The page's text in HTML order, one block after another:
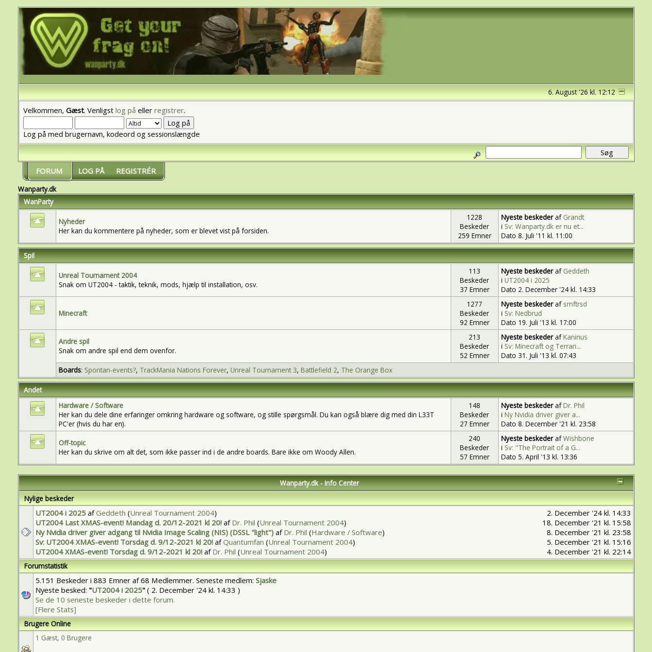
6. August '26 kl. 12:12
Velkommen, Gæst. Venligst log på eller registrer.
Log på med brugernavn, kodeord og sessionslængde
FORUM LOG PÅ REGISTRÉR
Wanparty.dk
WanParty
Nyheder
Her kan du kommentere på nyheder, som er blevet vist på forsiden.
1228
Beskeder
259 Emner
Nyeste beskederaf Grandt
i Sv: Wanparty.dk er nu et...
Dato 8. Juli '11 kl. 11:00
Spil
Unreal Tournament 2004
Snak om UT2004 - taktik, teknik, mods, hjælp til installation, osv.
113
Beskeder
37 Emner
Nyeste beskederaf Geddeth
i UT2004 i 2025
Dato 2. December '24 kl. 14:33
Minecraft
1277
Beskeder
92 Emner
Nyeste beskederaf smftrsd
i Sv: Nedbrud
Dato 19. Juli '13 kl. 17:00
Andre spil
Snak om andre spil end dem ovenfor.
213
Beskeder
52 Emner
Nyeste beskederafKaninus
i Sv: Minecraft og Terrari...
Dato 31. Juli '13 kl. 07:43
Boards: Spontan-events?, TrackMania Nations Forever, Unreal Tournament 3, Battlefield 2, The Orange Box
Andet
Hardware / Software
Her kan du dele dine erfaringer omkring hardware og software, og stille spørgsmål. Du kan også blære dig med din L33T
PC'er (hvis du har en).
148
Beskeder
27 Emner
Nyeste beskederafDr. Phil
i Ny Nvidia driver giver a...
Dato 8. December '21 kl. 23:58
Off-topic
Her kan du skrive om alt det, som ikke passer ind i de andre boards. Bare ikke om Woody Allen.
240
Beskeder
57 Emner
Nyeste beskederafWishbone
i Sv: "The Portrait of a G...
Dato 5. April '13 kl. 13:36
Wanparty.dk - Info Center
Nylige beskeder
UT2004 i 2025afGeddeth (Unreal Tournament 2004)
2. December '24 kl. 14:33
UT2004 Last XMAS-event! Mandag d. 20/12-2021 kl 20!af Dr. Phil (Unreal Tournament 2004)
18. December '21 kl. 15:58
Ny Nvidia driver giver adgang til Nvidia Image Scaling (NIS) (DSSL "light")af Dr. Phil (Hardware / Software)
8. December '21 kl. 23:58
Sv: UT2004 XMAS-event! Torsdag d. 9/12-2021 kl 20!afQuantumfan (Unreal Tournament 2004)
5. December '21 kl. 15:16
UT2004 XMAS-event! Torsdag d. 9/12-2021 kl 20!af Dr. Phil (Unreal Tournament 2004) 4. December '21 kl. 22:14
Forumstatistik
5.151 Beskeder i 883 Emner af 68 Medlemmer. Seneste medlem: Sjaske
Nyeste besked: "UT2004 i 2025"( 2. December '24 kl. 14:33 )
Se de 10 seneste beskeder i dette forum.
[Flere Stats]
Brugere Online
1 Gæst, 0 Brugere